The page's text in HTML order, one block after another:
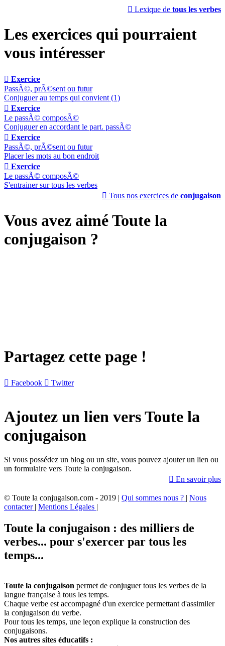
 Lexique de tous les verbes
Les exercices qui pourraient
vous intéresser
 Exercice
PassÃ©, prÃ©sent ou futur
Conjuguer au temps qui convient (1)
 Exercice
Le passÃ© composÃ©
Conjuguer en accordant le part. passÃ©
 Exercice
PassÃ©, prÃ©sent ou futur
Placer les mots au bon endroit
 Exercice
Le passÃ© composÃ©
S'entrainer sur tous les verbes
 Tous nos exercices de conjugaison
Vous avez aimé Toute la
conjugaison ?
Partagez cette page !
 Facebook  Twitter
Ajoutez un lien vers Toute la
conjugaison
Si vous possédez un blog ou un site, vous pouvez ajouter un lien ou
un formulaire vers Toute la conjugaison.
 En savoir plus
© Toute la conjugaison.com - 2019 | Qui sommes nous ? | Nous
contacter | Mentions Légales |
Toute la conjugaison : des milliers de
verbes... pour s'exercer par tous les
temps...
Toute la conjugaison permet de conjuguer tous les verbes de la
langue française à tous les temps.
Chaque verbe est accompagné d'un exercice permettant d'assimiler
la conjugaison du verbe.
Pour tous les temps, une leçon explique la construction des
conjugaisons.
Nos autres sites éducatifs :